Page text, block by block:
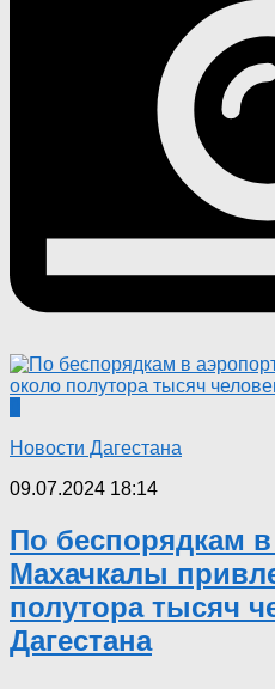
Новости Дагестана
09.07.2024 18:14
По беспорядкам
Махачкалы
полутора тысяч
Дагестана